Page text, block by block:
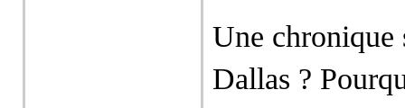
Une chronique
Dallas ?